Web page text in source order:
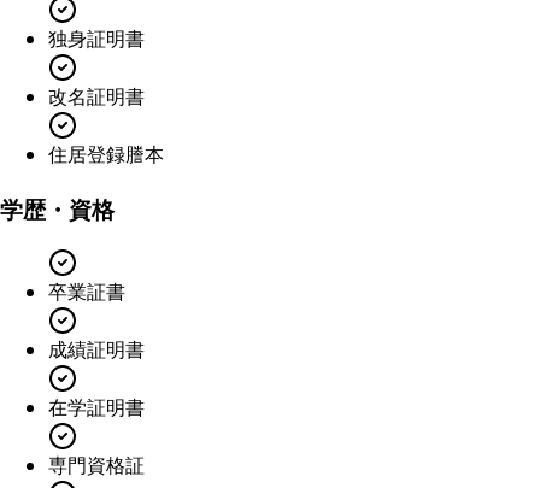
独身証明書
改名証明書
住居登録謄本
学歴・資格
卒業証書
成績証明書
在学証明書
専門資格証